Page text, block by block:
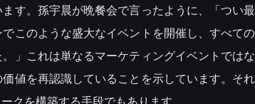
す。孫宇晨が晩餐会で言ったように、「つい
このような盛大なイベントを開催し、すべて
」これは単なるマーケティングイベントでは
値を再認識していることを示しています。そ